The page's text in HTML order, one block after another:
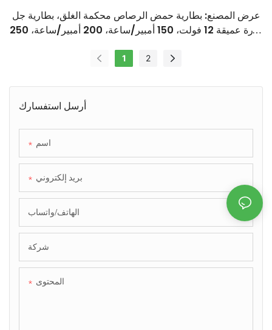
أرسل استفسارك
اسم
بريد إلكتروني
الهاتف/واتساب
شركة
المحتوى
عرض المصنع: بطارية حمض الرصاص محكمة الغلق، بطارية جل
دورة عميقة 12 فولت، 150 أمبير/ساعة، 200 أمبير/ساعة، 250
1 2